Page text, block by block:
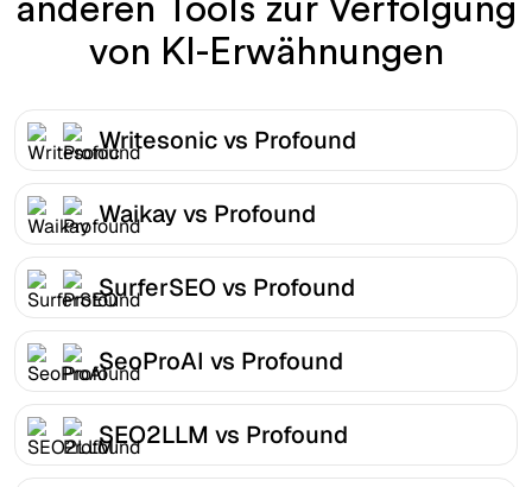
anderen Tools zur Verfolgung
von KI-Erwähnungen
Writesonic vs Profound
Waikay vs Profound
SurferSEO vs Profound
SeoProAI vs Profound
SEO2LLM vs Profound